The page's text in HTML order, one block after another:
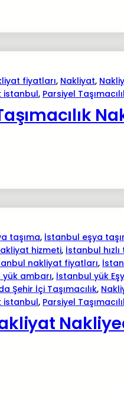
fiyatları, Nakliyat,
istanbul, Parsiyel
taşıma, İstanbul eşya
hizmeti, İstanbul hızlı
nakliyat fiyatları,
ambarı, İstanbul yük
Şehir İçi Taşımacılık,
istanbul, Parsiyel